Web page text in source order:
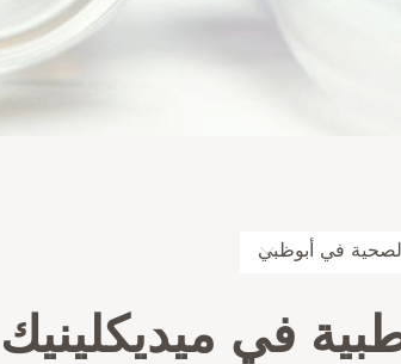
في أبوظبي
في